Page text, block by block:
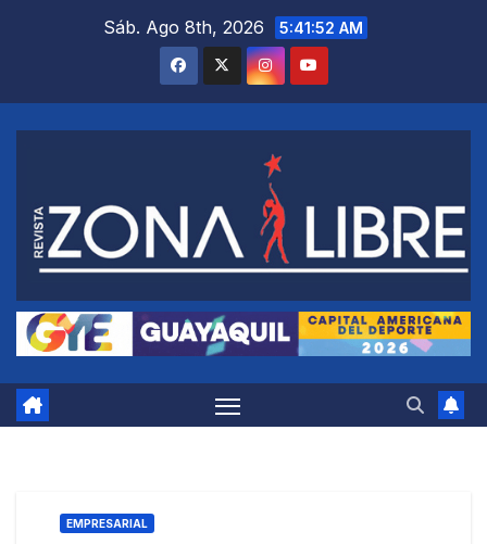
Sáb. Ago 8th, 2026 5:41:52 AM
EMPRESARIAL